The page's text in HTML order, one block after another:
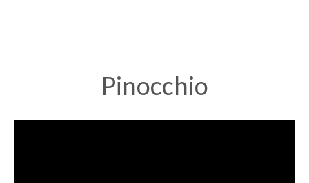
Pinocchio